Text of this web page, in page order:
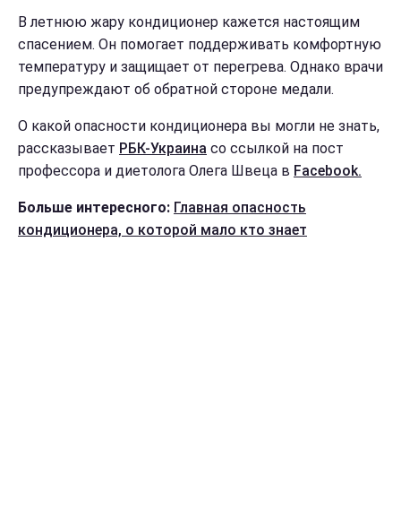
В летнюю жару кондиционер кажется настоящим
спасением. Он помогает поддерживать комфортную
температуру и защищает от перегрева. Однако врачи
предупреждают об обратной стороне медали.
О какой опасности кондиционера вы могли не знать,
рассказывает РБК-Украина со ссылкой на пост
профессора и диетолога Олега Швеца в Facebook.
Больше интересного: Главная опасность
кондиционера, о которой мало кто знает